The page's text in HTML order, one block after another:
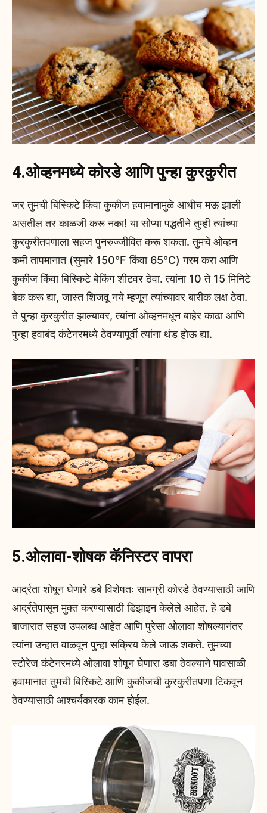
4.ओव्हनमध्ये कोरडे आणि पुन्हा कुरकुरीत
जर तुमची बिस्किटे किंवा कुकीज हवामानामुळे आधीच मऊ झाली
असतील तर काळजी करू नका! या सोप्या पद्धतीने तुम्ही त्यांच्या
कुरकुरीतपणाला सहज पुनरुज्जीवित करू शकता. तुमचे ओव्हन
कमी तापमानात (सुमारे 150°F किंवा 65°C) गरम करा आणि
कुकीज किंवा बिस्किटे बेकिंग शीटवर ठेवा. त्यांना 10 ते 15 मिनिटे
बेक करू द्या, जास्त शिजवू नये म्हणून त्यांच्यावर बारीक लक्ष ठेवा.
ते पुन्हा कुरकुरीत झाल्यावर, त्यांना ओव्हनमधून बाहेर काढा आणि
पुन्हा हवाबंद कंटेनरमध्ये ठेवण्यापूर्वी त्यांना थंड होऊ द्या.
5.ओलावा-शोषक कॅनिस्टर वापरा
आर्द्रता शोषून घेणारे डबे विशेषतः सामग्री कोरडे ठेवण्यासाठी आणि
आर्द्रतेपासून मुक्त करण्यासाठी डिझाइन केलेले आहेत. हे डबे
बाजारात सहज उपलब्ध आहेत आणि पुरेसा ओलावा शोषल्यानंतर
त्यांना उन्हात वाळवून पुन्हा सक्रिय केले जाऊ शकते. तुमच्या
स्टोरेज कंटेनरमध्ये ओलावा शोषून घेणारा डबा ठेवल्याने पावसाळी
हवामानात तुमची बिस्किटे आणि कुकीजची कुरकुरीतपणा टिकवून
ठेवण्यासाठी आश्चर्यकारक काम होईल.